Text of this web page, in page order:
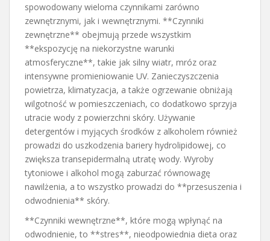
spowodowany wieloma czynnikami zarówno
zewnętrznymi, jak i wewnętrznymi. **Czynniki
zewnętrzne** obejmują przede wszystkim
**ekspozycję na niekorzystne warunki
atmosferyczne**, takie jak silny wiatr, mróz oraz
intensywne promieniowanie UV. Zanieczyszczenia
powietrza, klimatyzacja, a także ogrzewanie obniżają
wilgotność w pomieszczeniach, co dodatkowo sprzyja
utracie wody z powierzchni skóry. Używanie
detergentów i myjących środków z alkoholem również
prowadzi do uszkodzenia bariery hydrolipidowej, co
zwiększa transepidermalną utratę wody. Wyroby
tytoniowe i alkohol mogą zaburzać równowagę
nawilżenia, a to wszystko prowadzi do **przesuszenia i
odwodnienia** skóry.
**Czynniki wewnętrzne**, które mogą wpłynąć na
odwodnienie, to **stres**, nieodpowiednia dieta oraz